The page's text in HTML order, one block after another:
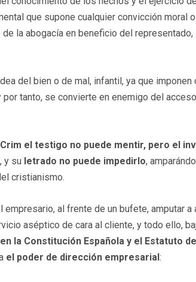
que supone cualquier convicción moral
la abogacía en beneficio del
del bien o de mal, infantil, ya que
tanto, se convierte en enemigo del
el testigo no puede mentir, pero el
, y su letrado no puede impedirlo,
cristianismo.
al frente de un bufete, amputar
aséptico de cara al cliente, y todo ello,
la Constitución Española y el Estatuto
el poder de dirección empresarial: